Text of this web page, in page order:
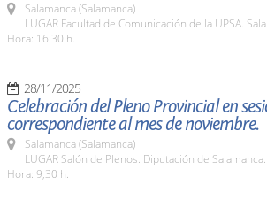
Salamanca (Salamanca)
LUGAR Facultad de Comunicación de la UPSA.
Hora: 16:30 h.
28/11/2025
Celebración del Pleno Provincial en
correspondiente al mes de noviembre.
Salamanca (Salamanca)
LUGAR Salón de Plenos. Diputación de Salamanca.
Hora: 9,30 h.